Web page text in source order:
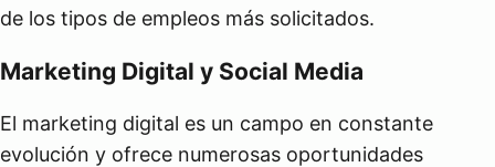
de los tipos de empleos más solicitados.
Marketing Digital y Social Media
El marketing digital es un campo en constante
evolución y ofrece numerosas oportunidades